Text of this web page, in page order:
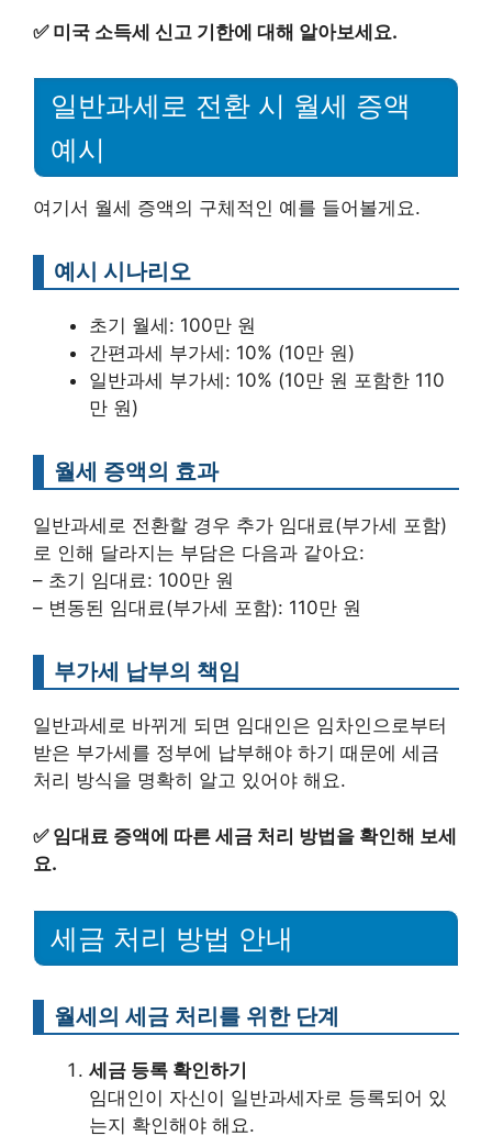
✅ 미국 소득세 신고 기한에 대해 알아보세요.
일반과세로 전환 시 월세 증액
예시
여기서 월세 증액의 구체적인 예를 들어볼게요.
예시 시나리오
초기 월세: 100만 원
간편과세 부가세: 10% (10만 원)
일반과세 부가세: 10% (10만 원 포함한 110
만 원)
월세 증액의 효과
일반과세로 전환할 경우 추가 임대료(부가세 포함)
로 인해 달라지는 부담은 다음과 같아요:
– 초기 임대료: 100만 원
– 변동된 임대료(부가세 포함): 110만 원
부가세 납부의 책임
일반과세로 바뀌게 되면 임대인은 임차인으로부터
받은 부가세를 정부에 납부해야 하기 때문에 세금
처리 방식을 명확히 알고 있어야 해요.
✅ 임대료 증액에 따른 세금 처리 방법을 확인해 보세
요.
세금 처리 방법 안내
월세의 세금 처리를 위한 단계
세금 등록 확인하기
임대인이 자신이 일반과세자로 등록되어 있
는지 확인해야 해요.